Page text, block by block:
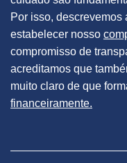
Por isso,
estabelecer nosso
compromisso de
acreditamos que
muito claro de que
financeiramente.